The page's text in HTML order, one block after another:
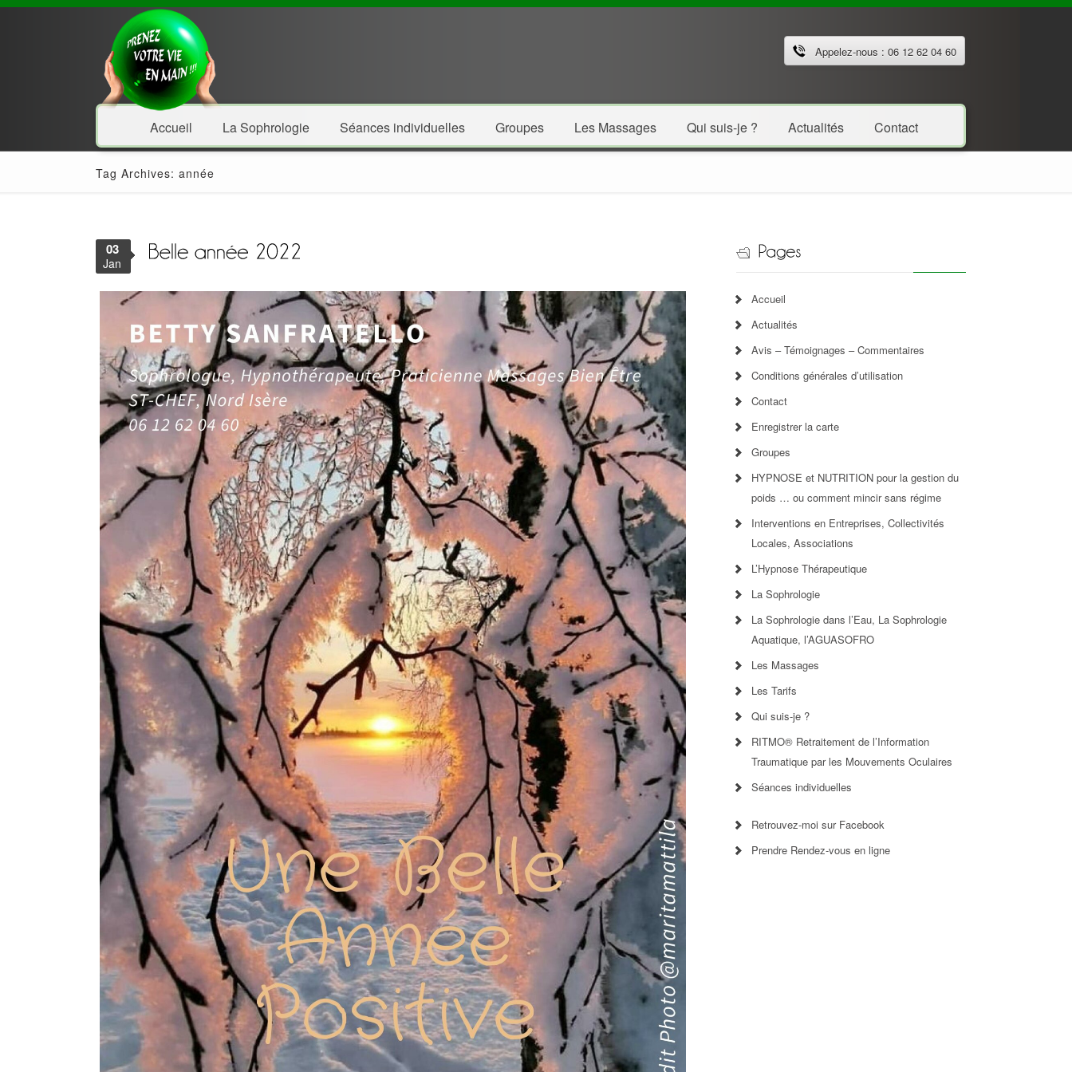
Appelez-nous : 06 12 62 04 60
Accueil La Sophrologie Séances individuelles Groupes Les Massages Qui suis-je ? Actualités Contact
Tag Archives: année
03
Jan
Accueil
Actualités
Avis – Témoignages – Commentaires
Conditions générales d’utilisation
Contact
Enregistrer la carte
Groupes
HYPNOSE et NUTRITION pour la gestion du
poids … ou comment mincir sans régime
Interventions en Entreprises, Collectivités
Locales, Associations
L’Hypnose Thérapeutique
La Sophrologie
La Sophrologie dans l’Eau, La Sophrologie
Aquatique, l’AGUASOFRO
Les Massages
Les Tarifs
Qui suis-je ?
RITMO® Retraitement de l’Information
Traumatique par les Mouvements Oculaires
Séances individuelles
Retrouvez-moi sur Facebook
Prendre Rendez-vous en ligne